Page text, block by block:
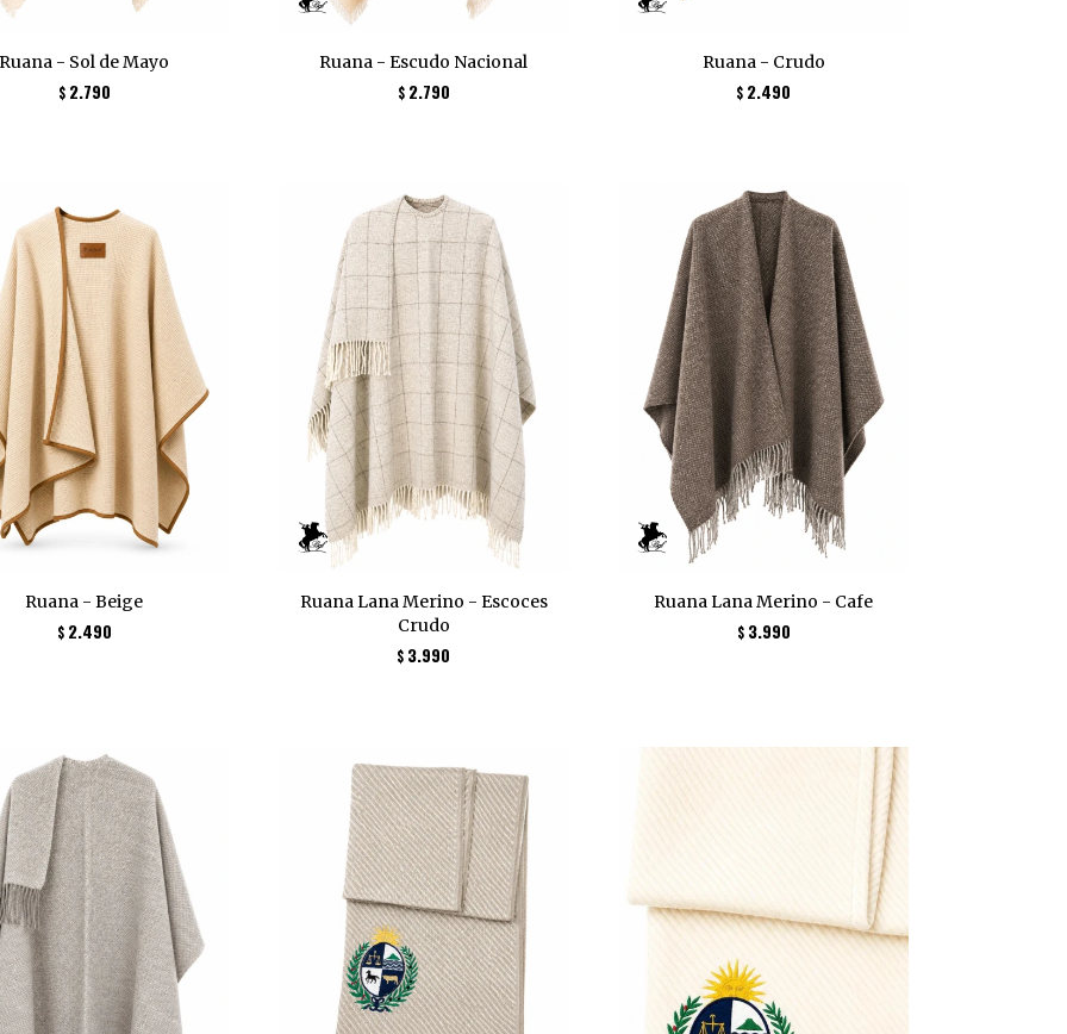
Ruana - Sol de Mayo
$ 2.790
Ruana - Escudo Nacional
$ 2.790
Ruana - Crudo
$ 2.490
Ruana - Beige
$ 2.490
Ruana Lana Merino - Escoces
Crudo
$ 3.990
Ruana Lana Merino - Cafe
$ 3.990